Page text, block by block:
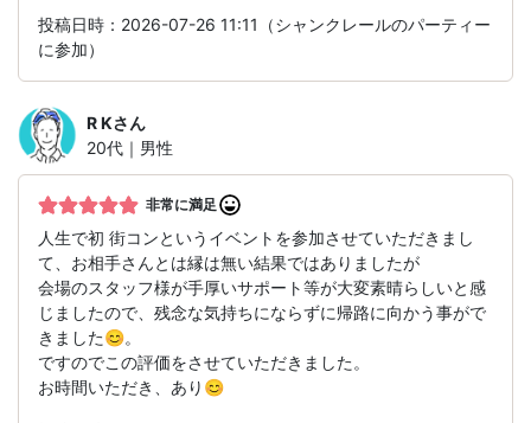
投稿日時：2026-07-26 11:11（シャンクレールのパーティー
に参加）
R Kさん
20代｜男性
非常に満足
人生で初 街コンというイベントを参加させていただきまし
て、お相手さんとは縁は無い結果ではありましたが
会場のスタッフ様が手厚いサポート等が大変素晴らしいと感
じましたので、残念な気持ちにならずに帰路に向かう事がで
きました😊。
ですのでこの評価をさせていただきました。
お時間いただき、あり😊